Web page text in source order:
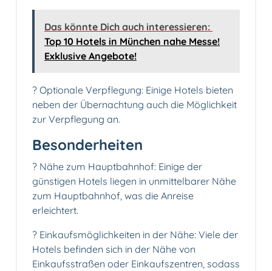
Das könnte Dich auch interessieren:
Top 10 Hotels in München nahe Messe!
Exklusive Angebote!
?️ Optionale Verpflegung: Einige Hotels bieten
neben der Übernachtung auch die Möglichkeit
zur Verpflegung an.
Besonderheiten
? Nähe zum Hauptbahnhof: Einige der
günstigen Hotels liegen in unmittelbarer Nähe
zum Hauptbahnhof, was die Anreise
erleichtert.
?️ Einkaufsmöglichkeiten in der Nähe: Viele der
Hotels befinden sich in der Nähe von
Einkaufsstraßen oder Einkaufszentren, sodass